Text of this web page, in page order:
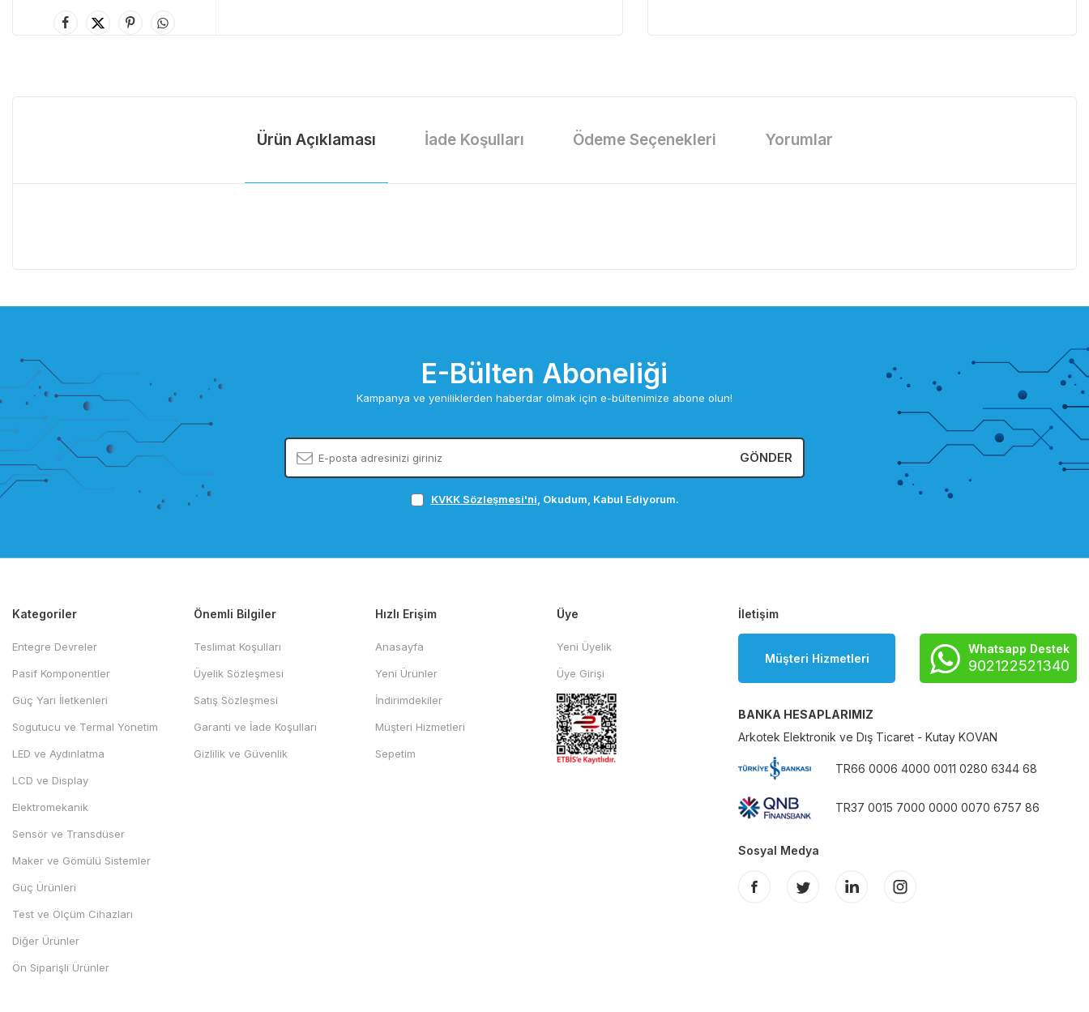
Ürün Açıklaması İade Koşulları Ödeme Seçenekleri Yorumlar
E-Bülten Aboneliği
Kampanya ve yeniliklerden haberdar olmak için e-bültenimize abone olun!
GÖNDER
KVKK Sözleşmesi'ni , Okudum, Kabul Ediyorum.
Kategoriler
Entegre Devreler
Pasif Komponentler
Güç Yarı İletkenleri
Sogutucu ve Termal Yönetim
LED ve Aydınlatma
LCD ve Display
Elektromekanik
Sensör ve Transdüser
Maker ve Gömülü Sistemler
Güç Ürünleri
Test ve Ölçüm Cihazları
Diğer Ürünler
Ön Siparişli Ürünler
Önemli Bilgiler
Teslimat Koşulları
Üyelik Sözleşmesi
Satış Sözleşmesi
Garanti ve İade Koşulları
Gizlilik ve Güvenlik
Hızlı Erişim
Anasayfa
Yeni Ürünler
İndirimdekiler
Müşteri Hizmetleri
Sepetim
Üye
Yeni Üyelik
Üye Girişi
İletişim
Müşteri Hizmetleri
Whatsapp Destek
902122521340
BANKA HESAPLARIMIZ
Arkotek Elektronik ve Dış Ticaret - Kutay KOVAN
TR66 0006 4000 0011 0280 6344 68
TR37 0015 7000 0000 0070 6757 86
Sosyal Medya